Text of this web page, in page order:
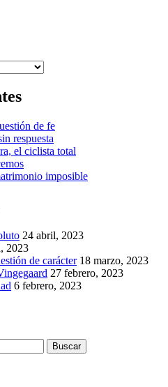
de fe
respuesta
el ciclista total
imposible
24 abril, 2023
2023
de carácter 18 marzo, 2023
27 febrero, 2023
6 febrero, 2023
Buscar